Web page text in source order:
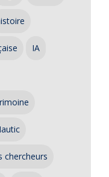
IA
chercheurs